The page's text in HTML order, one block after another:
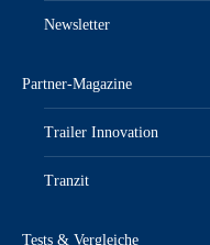
Newsletter
Partner-Magazine
Trailer Innovation
Tranzit
Tests & Vergleiche